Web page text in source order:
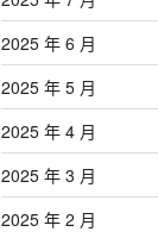
2025 年 6 月
2025 年 5 月
2025 年 4 月
2025 年 3 月
2025 年 2 月